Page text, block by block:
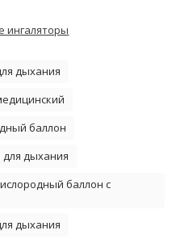
ингаляторы
дыхания
баллон
дыхания
баллон с
дыхания